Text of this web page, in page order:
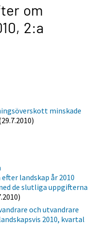
om
2:a
minskade
landskap år 2010
de slutliga uppgifterna
och utvandrare
2010, kvartal